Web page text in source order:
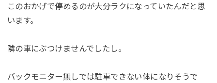
このおかげで停めるのが大分ラクになっていたんだと思
います。
隣の車にぶつけませんでしたし。
バックモニター無しでは駐車できない体になりそうで